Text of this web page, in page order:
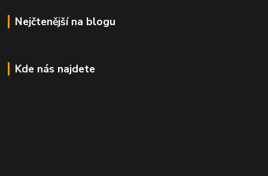
Nejčtenější na blogu
Kde nás najdete